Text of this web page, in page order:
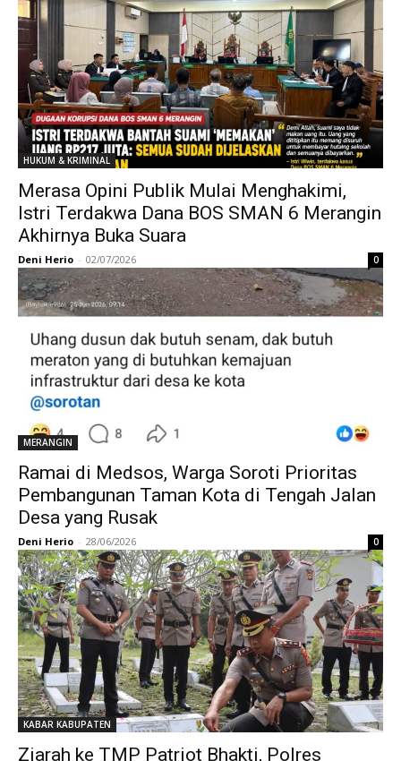
HUKUM & KRIMINAL
Merasa Opini Publik Mulai Menghakimi,
Istri Terdakwa Dana BOS SMAN 6 Merangin
Akhirnya Buka Suara
Deni Herio - 02/07/2026 0
MERANGIN
Ramai di Medsos, Warga Soroti Prioritas
Pembangunan Taman Kota di Tengah Jalan
Desa yang Rusak
Deni Herio - 28/06/2026 0
KABAR KABUPATEN
Ziarah ke TMP Patriot Bhakti, Polres